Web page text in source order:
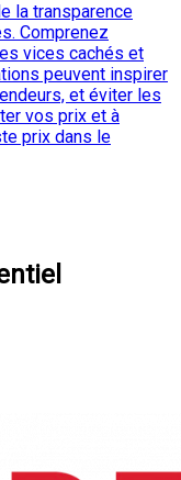
la transparence
Comprenez
vices cachés et
peuvent inspirer
et éviter les
vos prix et à
prix dans le